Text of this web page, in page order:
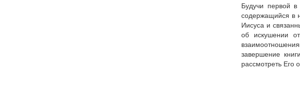
Будучи первой
содержащийся в
Иисуса и
об искушении
завершение
рассмотреть Его